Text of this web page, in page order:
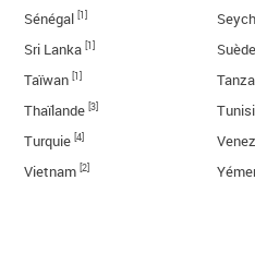
Sénégal [1]
Sri Lanka [1] Suède
Taïwan [1]
Thaïlande [3]
Turquie [4]
Vietnam [2]